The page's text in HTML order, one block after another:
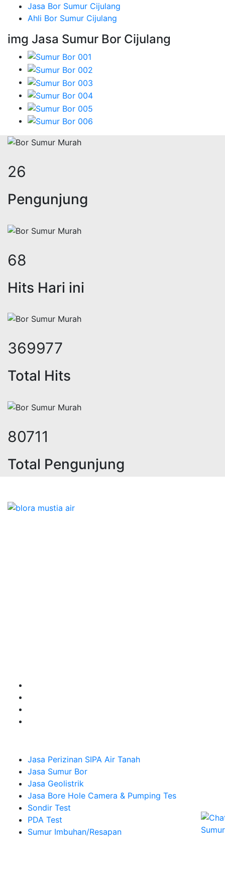
Jasa Bor Sumur Cijulang
Ahli Bor Sumur Cijulang
img Jasa Sumur Bor Cijulang
32
Pengunjung
84
Hits Hari ini
453934
Total Hits
99027
Total Pengunjung
Jasa Perizinan SIPA Air Tanah
Jasa Sumur Bor
Jasa Geolistrik
Jasa Bore Hole Camera & Pumping Tes
Sondir Test
PDA Test
Sumur Imbuhan/Resapan